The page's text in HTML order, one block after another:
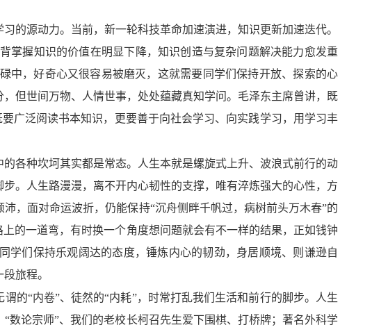
的源动力。当前，新一轮科技革命加速演进，知识更新加速迭代。
掌握知识的价值在明显下降，知识创造与复杂问题解决能力愈发重
中，好奇心又很容易被磨灭，这就需要同学们保持开放、探索的心
但世间万物、人情世事，处处蕴藏真知学问。毛泽东主席曾讲，既
广泛阅读书本知识，更要善于向社会学习、向实践学习，用学习丰
各种坎坷其实都是常态。人生本就是螺旋式上升、波浪式前行的动
。人生路漫漫，离不开内心韧性的支撑，唯有淬炼强大的心性，方
，面对命运波折，仍能保持“沉舟侧畔千帆过，病树前头万木春”的
的一道弯，有时换一个角度想问题就会有不一样的结果，正如钱钟
学们保持乐观阔达的态度，锤炼内心的韧劲，身居顺境、则谦逊自
旅程。
的“内卷”、徒然的“内耗”，时常打乱我们生活和前行的脚步。人生
数论宗师”、我们的老校长柯召先生爱下围棋、打桥牌；著名外科学